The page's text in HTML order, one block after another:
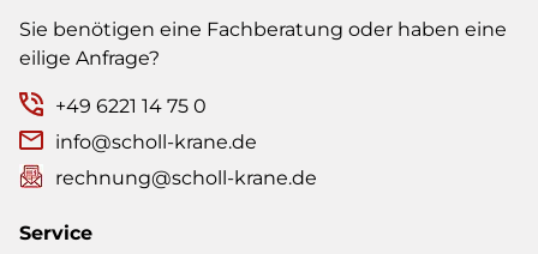
Sie benötigen eine Fachberatung oder haben eine
eilige Anfrage?
+49 6221 14 75 0
info@scholl-krane.de
rechnung@scholl-krane.de
Service